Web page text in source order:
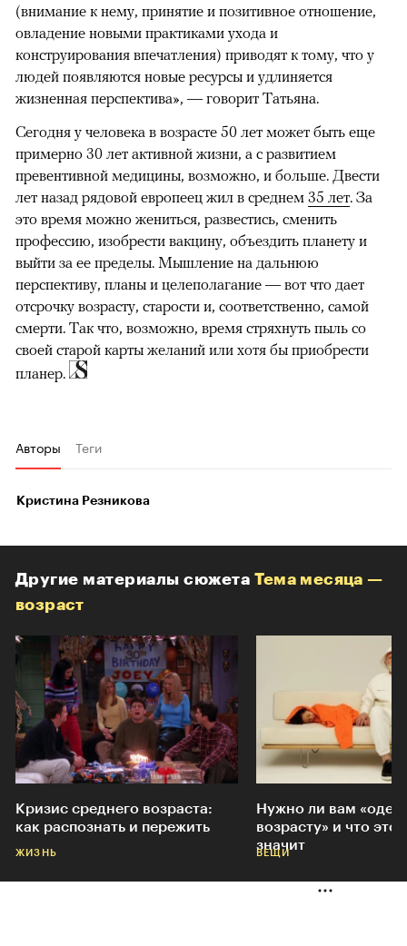
(внимание к нему, принятие и позитивное отношение,
овладение новыми практиками ухода и
конструирования впечатления) приводят к тому, что у
людей появляются новые ресурсы и удлиняется
жизненная перспектива», — говорит Татьяна.
Сегодня у человека в возрасте 50 лет может быть еще
примерно 30 лет активной жизни, а с развитием
превентивной медицины, возможно, и больше. Двести
лет назад рядовой европеец жил в среднем 35 лет. За
это время можно жениться, развестись, сменить
профессию, изобрести вакцину, объездить планету и
выйти за ее пределы. Мышление на дальнюю
перспективу, планы и целеполагание — вот что дает
отсрочку возрасту, старости и, соответственно, самой
смерти. Так что, возможно, время стряхнуть пыль со
своей старой карты желаний или хотя бы приобрести
планер.
Авторы Теги
Кристина Резникова
Другие материалы сюжета Тема месяца —
возраст
Кризис среднего возраста:
как распознать и пережить
ЖИЗНЬ
Нужно ли вам
возрасту» и что это
значит
ВЕЩИ